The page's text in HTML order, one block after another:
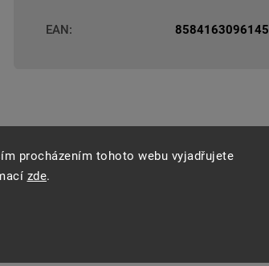
procházením tohoto webu vyjadřujete
zde.
EAN: 8584163096145